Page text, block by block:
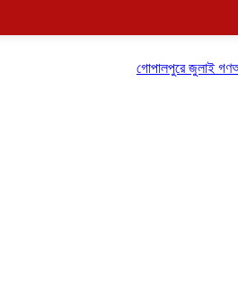
গোপালপুরে জুলাই গণঅভ্যুত্থান